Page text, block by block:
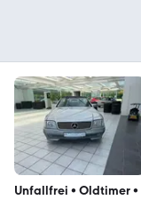
Unfallfrei • Oldtimer•